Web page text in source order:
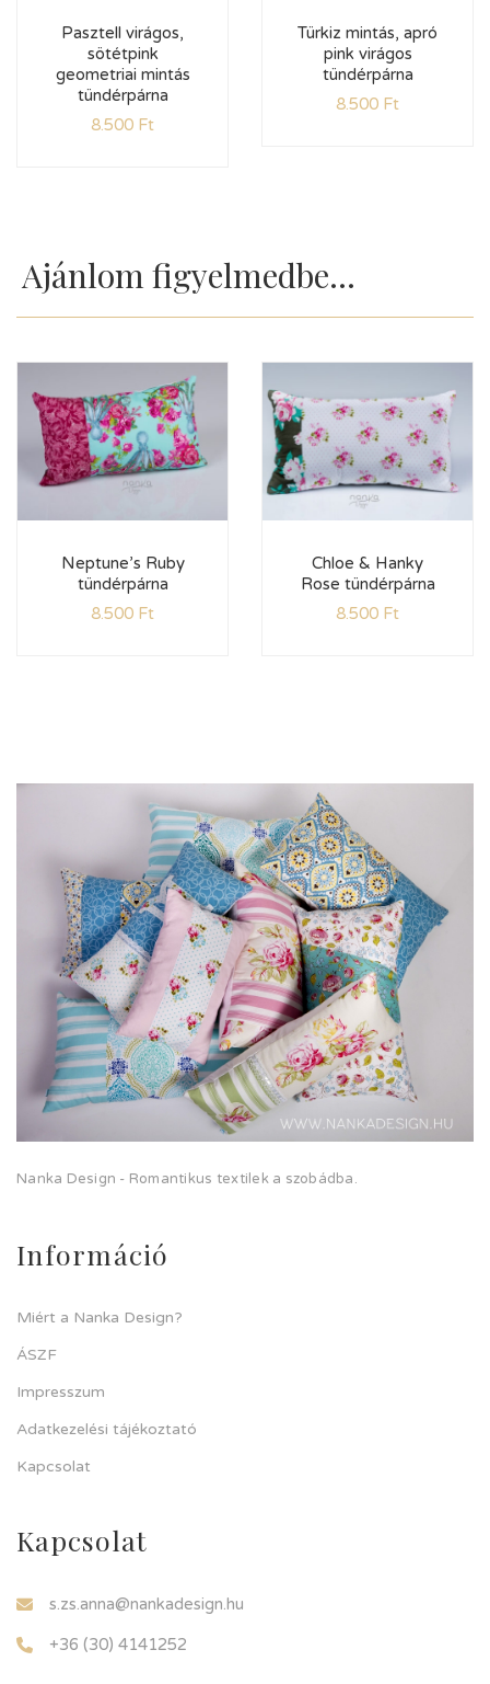
Pasztell virágos,
sötétpink
geometriai mintás
tündérpárna
8.500 Ft
Türkiz mintás, apró
pink virágos
tündérpárna
8.500 Ft
Ajánlom figyelmedbe...
Neptune’s Ruby
tündérpárna
8.500 Ft
Chloe & Hanky
Rose tündérpárna
8.500 Ft
Nanka Design - Romantikus textilek a szobádba.
Információ
Miért a Nanka Design?
ÁSZF
Impresszum
Adatkezelési tájékoztató
Kapcsolat
Kapcsolat
s.zs.anna@nankadesign.hu
+36 (30) 4141252